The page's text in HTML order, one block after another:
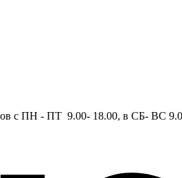
с ПН - ПТ 9.00- 18.00, в СБ- ВС